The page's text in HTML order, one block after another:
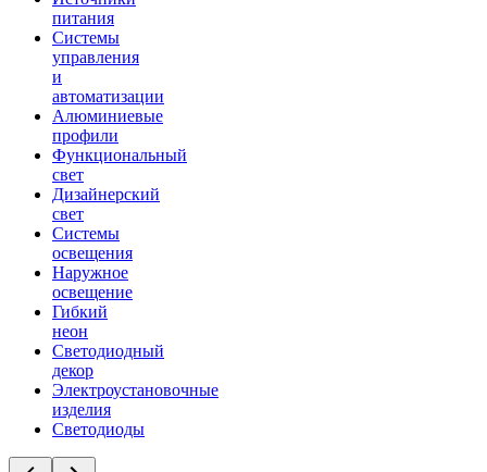
питания
Системы
управления
и
автоматизации
Алюминиевые
профили
Функциональный
свет
Дизайнерский
свет
Системы
освещения
Наружное
освещение
Гибкий
неон
Светодиодный
декор
Электроустановочные
изделия
Светодиоды